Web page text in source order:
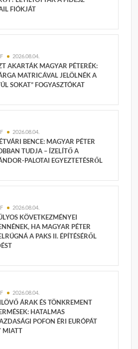
FIÓKJÁT
2026.08.04.
AKARTÁK MAGYAR PÉTERÉK:
MATRICÁVAL JELÖLNÉK A
SOKAT” FOGYASZTÓKAT
2026.08.04.
BENCE: MAGYAR PÉTER
TUDJA – ÍZELÍTŐ A
PALOTAI EGYEZTETÉSRŐL
2026.08.04.
KÖVETKEZMÉNYEI
HA MAGYAR PÉTER
A PAKS II. ÉPÍTÉSÉRŐL
2026.08.04.
ÁRAK ÉS TÖNKREMENT
HATALMAS
POFON ÉRI EURÓPÁT
MIATT